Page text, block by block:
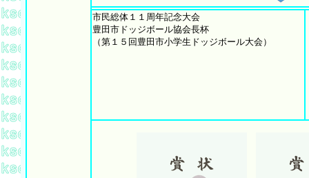
市民総体１１周年記念大会
豊田市ドッジボール協会長杯
（第１５回豊田市小学生ドッジボール大会）